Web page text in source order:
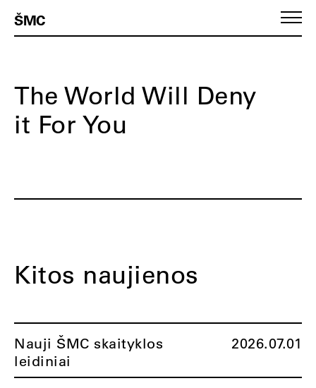
ŠMC
The World Will Deny
it For You
Kitos naujienos
Nauji ŠMC skaityklos
leidiniai
2026.07.01